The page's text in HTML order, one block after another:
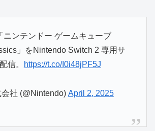
ニンテンドー ゲームキューブ
」をNintendo Switch 2 専用サ
信。
https://t.co/I0i48jPF5J
社 (@Nintendo) April 2, 2025